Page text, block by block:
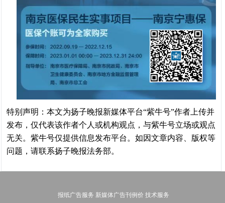
特别声明：本文为扬子晚报新媒体平台“紫牛号”作者上传并
发布，仅代表该作者个人或机构观点，与紫牛号立场或观点
无关。紫牛号仅提供信息发布平台。如因文章内容、版权等
问题，请联系扬子晚报法务部。
报纸广告服务 新媒体广告刊例价 技术服务